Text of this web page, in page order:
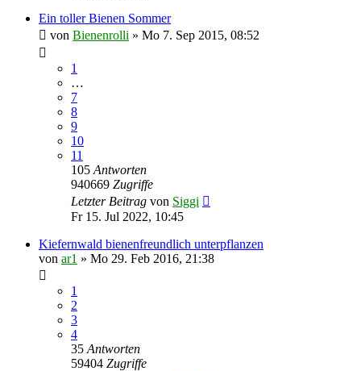
Ein toller Bienen Sommer
von Bienenrolli » Mo 7. Sep 2015, 08:52
1
…
7
8
9
10
11
105 Antworten
940669 Zugriffe
Letzter Beitrag von Siggi
Fr 15. Jul 2022, 10:45
Kiefernwald bienenfreundlich unterpflanzen
von ar1 » Mo 29. Feb 2016, 21:38
1
2
3
4
35 Antworten
59404 Zugriffe